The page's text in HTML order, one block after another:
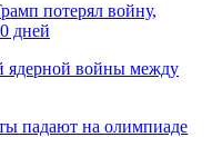
потерял войну,
дней
ядерной войны между
падают на олимпиаде